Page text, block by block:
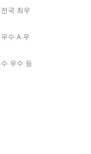
국 최우
수 A 우
우수 등